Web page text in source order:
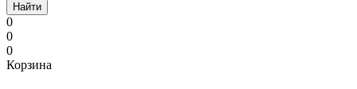
Найти
0
0
0
Корзина